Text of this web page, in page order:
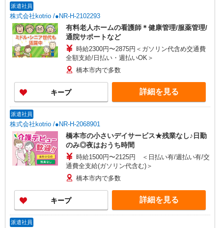
派遣社員
株式会社kotrio /●NR-H-2102293
有料老人ホームの看護師＊健康管理/服薬管理/
通院サポートなど
時給2300円〜2875円＜ガソリン代含め交通費
全額支給/日払い・週払いOK＞
橋本市内で多数
キープ 詳細を見る
派遣社員
株式会社kotrio /●NR-H-2068901
橋本市の小さいデイサービス★残業なし♪日勤
のみ◎夜はおうち時間
時給1500円〜2125円 ＜日払い有/週払い有/交
通費全支給(ガソリン代含む)＞
橋本市内で多数
キープ 詳細を見る
派遣社員